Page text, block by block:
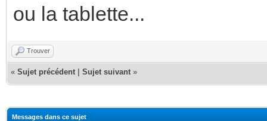
ou la tablette...
Trouver
« Sujet précédent Sujet suivant »
Messages dans ce sujet